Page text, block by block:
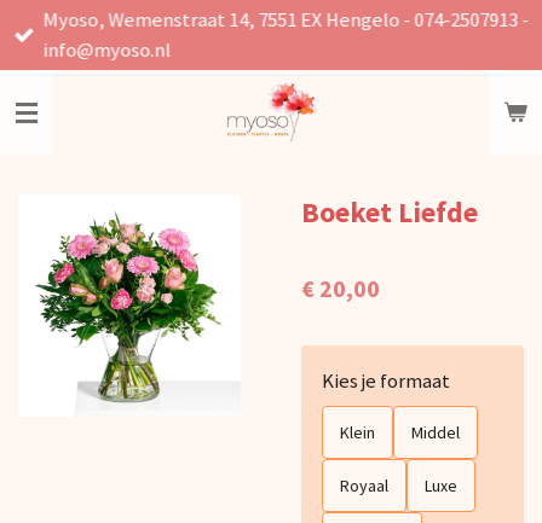
Ga
direct
de
Myoso, Wemenstraat 14, 7551 EX Hengelo - 074-2507913 -
info@myoso.nl
Boeket Liefde
€ 20,00
Kies je formaat
Klein Middel
Royaal Luxe